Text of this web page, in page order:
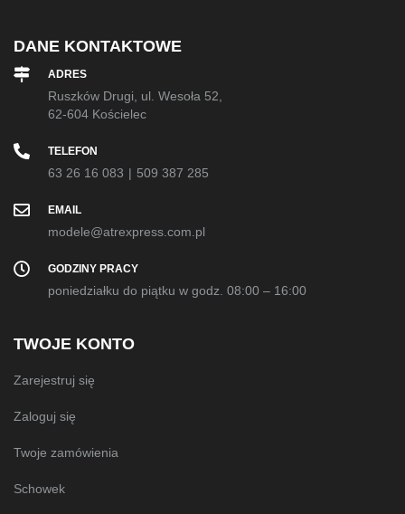
DANE KONTAKTOWE
ADRES
Ruszków Drugi, ul. Wesoła 52,
62-604 Kościelec
TELEFON
63 26 16 083 | 509 387 285
EMAIL
modele@atrexpress.com.pl
GODZINY PRACY
poniedziałku do piątku w godz. 08:00 – 16:00
TWOJE KONTO
Zarejestruj się
Zaloguj się
Twoje zamówienia
Schowek